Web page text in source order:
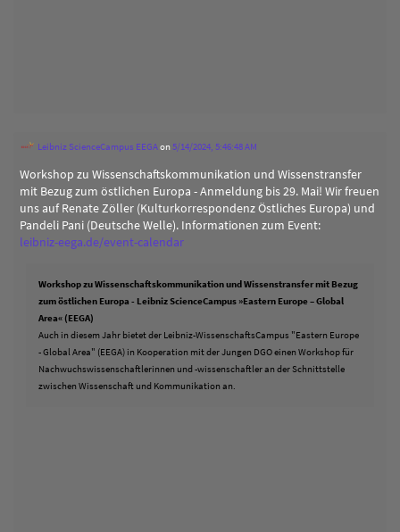
Leibniz ScienceCampus EEGAon5/14/2024, 5:46:48 AM
Workshop zu Wissenschaftskommunikation und Wissenstransfer
mit Bezug zum östlichen Europa - Anmeldung bis 29. Mai! Wir freuen
uns auf Renate Zöller (Kulturkorrespondenz Östliches Europa) und
Pandeli Pani (Deutsche Welle). Informationen zum Event:
leibniz-eega.de/event-calendar
Workshop zu Wissenschaftskommunikation und Wissenstransfer mit Bezug
zum östlichen Europa - Leibniz ScienceCampus »Eastern Europe – Global
Area« (EEGA)
Auch in diesem Jahr bietet der Leibniz-WissenschaftsCampus "Eastern Europe
- Global Area" (EEGA) in Kooperation mit der Jungen DGO einen Workshop für
Nachwuchswissenschaftlerinnen und -wissenschaftler an der Schnittstelle
zwischen Wissenschaft und Kommunikation an.